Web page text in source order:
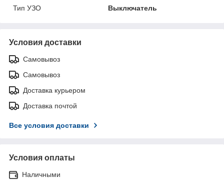
Тип УЗО
Выключатель
Условия доставки
Самовывоз
Самовывоз
Доставка курьером
Доставка почтой
Все условия доставки
Условия оплаты
Наличными